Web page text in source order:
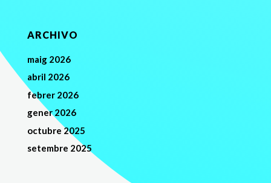
ARCHIVO
maig 2026
abril 2026
febrer 2026
gener 2026
octubre 2025
setembre 2025